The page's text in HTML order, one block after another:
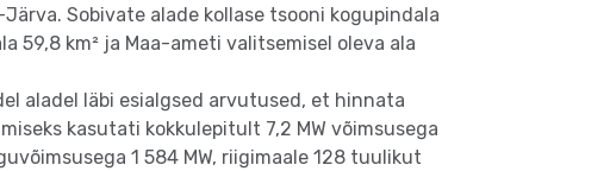
Sobivate alade kollase tsooni kogupindala
59,8 km² ja Maa-ameti valitsemisel oleva ala
aladel läbi esialgsed arvutused, et hinnata
kasutati kokkulepitult 7,2 MW võimsusega
1 584 MW, riigimaale 128 tuulikut